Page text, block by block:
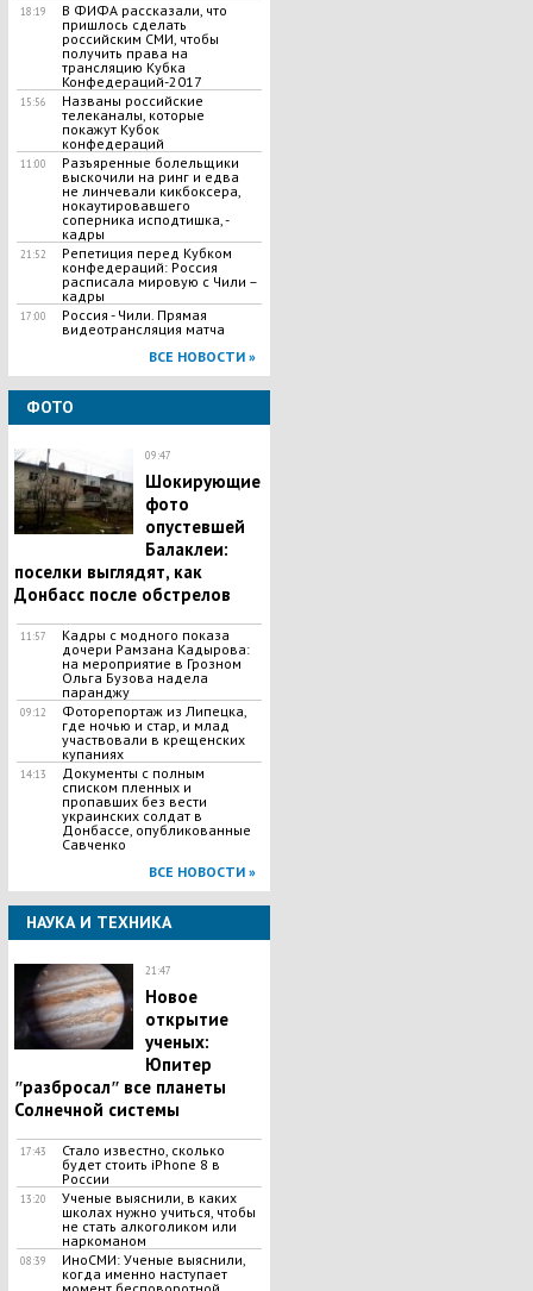
18:19
В ФИФА рассказали, что
пришлось сделать
российским СМИ, чтобы
получить права на
трансляцию Кубка
Конфедераций-2017
15:56
Названы российские
телеканалы, которые
покажут Кубок
конфедераций
11:00
Разъяренные болельщики
выскочили на ринг и едва
не линчевали кикбоксера,
нокаутировавшего
соперника исподтишка, -
кадры
21:52
Репетиция перед Кубком
конфедераций: Россия
расписала мировую с Чили –
кадры
17:00
Россия - Чили. Прямая
видеотрансляция матча
ВСЕ НОВОСТИ »
ФОТО
09:47
Шокирующие
фото
опустевшей
Балаклеи:
поселки выглядят, как
Донбасс после обстрелов
11:57
Кадры с модного показа
дочери Рамзана Кадырова:
на мероприятие в Грозном
Ольга Бузова надела
паранджу
09:12
Фоторепортаж из Липецка,
где ночью и стар, и млад
участвовали в крещенских
купаниях
14:13
Документы с полным
списком пленных и
пропавших без вести
украинских солдат в
Донбассе, опубликованные
Савченко
ВСЕ НОВОСТИ »
НАУКА И ТЕХНИКА
21:47
Новое
открытие
ученых:
Юпитер
ʺразбросалʺ все планеты
Солнечной системы
17:43
Стало известно, сколько
будет стоить iPhone 8 в
России
13:20
Ученые выяснили, в каких
школах нужно учиться, чтобы
не стать алкоголиком или
наркоманом
08:39
ИноСМИ: Ученые выяснили,
когда именно наступает